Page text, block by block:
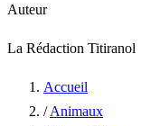
Auteur
La Rédaction Titiranol
Accueil
/ Animaux